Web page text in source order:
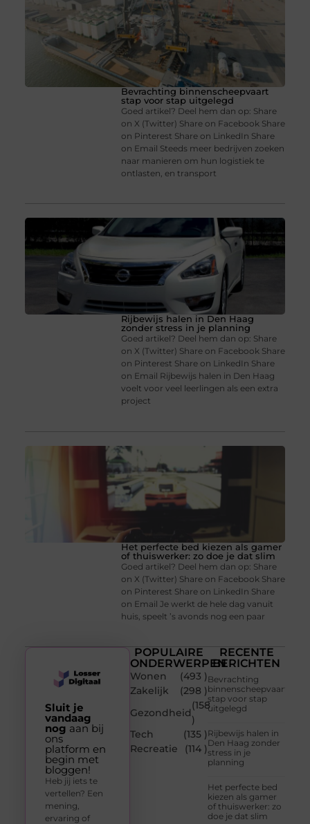
Bevrachting binnenscheepvaart
stap voor stap uitgelegd
Goed artikel? Deel hem dan op: Share
on X (Twitter) Share on Facebook Share
on Pinterest Share on LinkedIn Share
on Email Steeds meer bedrijven zoeken
naar manieren om hun logistiek te
ontlasten, en transport
Rijbewijs halen in Den Haag
zonder stress in je planning
Goed artikel? Deel hem dan op: Share
on X (Twitter) Share on Facebook Share
on Pinterest Share on LinkedIn Share
on Email Rijbewijs halen in Den Haag
voelt voor veel leerlingen als een extra
project
Het perfecte bed kiezen als gamer
of thuiswerker: zo doe je dat slim
Goed artikel? Deel hem dan op: Share
on X (Twitter) Share on Facebook Share
on Pinterest Share on LinkedIn Share
on Email Je werkt de hele dag vanuit
huis, speelt ’s avonds nog een paar
POPULAIRE
ONDERWERPEN
Wonen
(493 )
Zakelijk
(298 )
Gezondheid
(158
)
Tech
(135 )
Recreatie
(114 )
RECENTE
BERICHTEN
Bevrachting
binnenscheepvaart
stap voor stap
uitgelegd
Rijbewijs halen in
Den Haag zonder
stress in je
planning
Het perfecte bed
kiezen als gamer
of thuiswerker: zo
doe je dat slim
Sluit je
vandaag
nog aan bij
ons
platform en
begin met
bloggen!
Heb jij iets te
vertellen? Een
mening,
ervaring of